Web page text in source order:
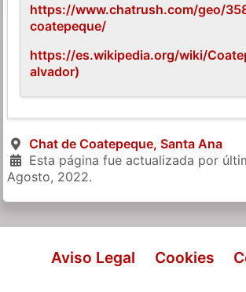
https://www.chatrush.com/geo/
coatepeque/
https://es.wikipedia.org/wiki/
alvador)
Chat de Coatepeque, Santa Ana
Esta página fue actualizada por
Agosto, 2022.
Aviso Legal Cookies